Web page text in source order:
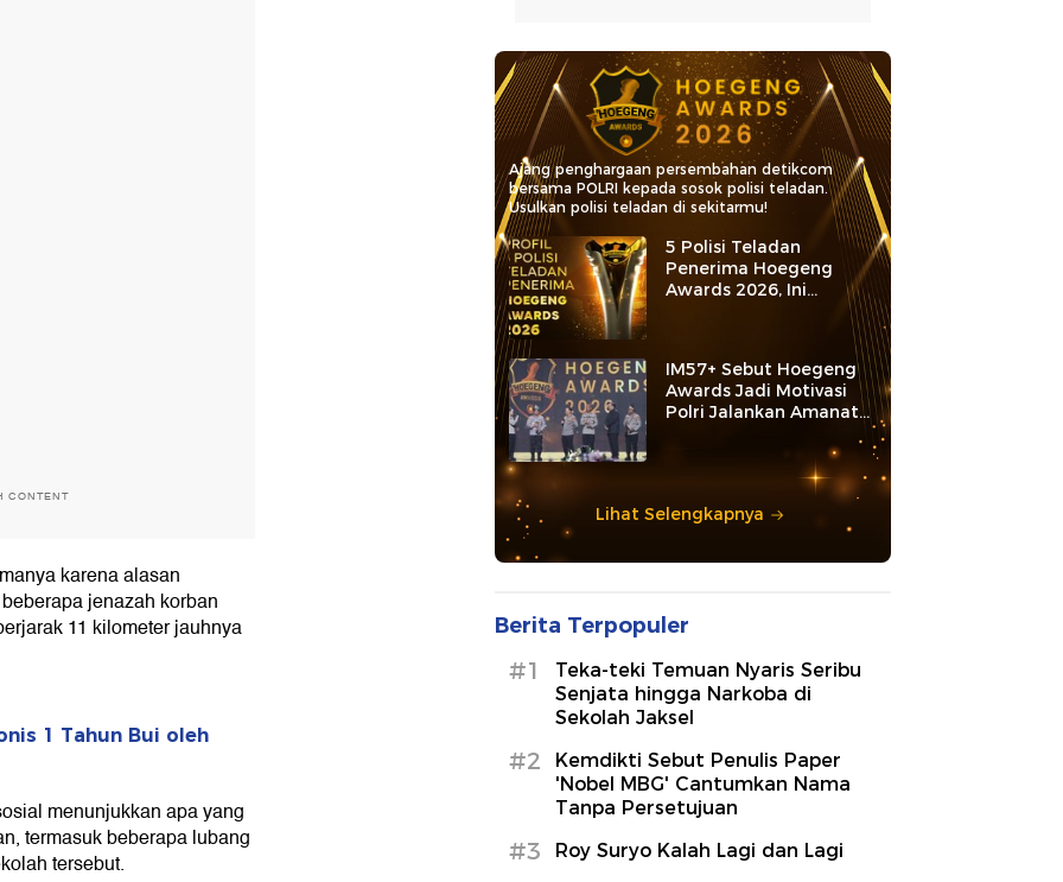
CONTENT
karena alasan
jenazah korban
11 kilometer jauhnya
1 Tahun Bui oleh
menunjukkan apa yang
termasuk beberapa lubang
tersebut.
Ajang penghargaan persembahan detikcom
bersama POLRI kepada sosok polisi teladan.
Usulkan polisi teladan di sekitarmu!
5 Polisi Teladan
Penerima Hoegeng
Awards 2026, Ini
Kategori dan Kiprahnya
IM57+ Sebut Hoegeng
Awards Jadi Motivasi
Polri Jalankan Amanat
Lihat Selengkapnya
Berita Terpopuler
#1
Teka-teki Temuan Nyaris Seribu
Senjata hingga Narkoba di
Sekolah Jaksel
#2
Kemdikti Sebut Penulis Paper
'Nobel MBG' Cantumkan Nama
Tanpa Persetujuan
#3 Roy Suryo Kalah Lagi dan Lagi